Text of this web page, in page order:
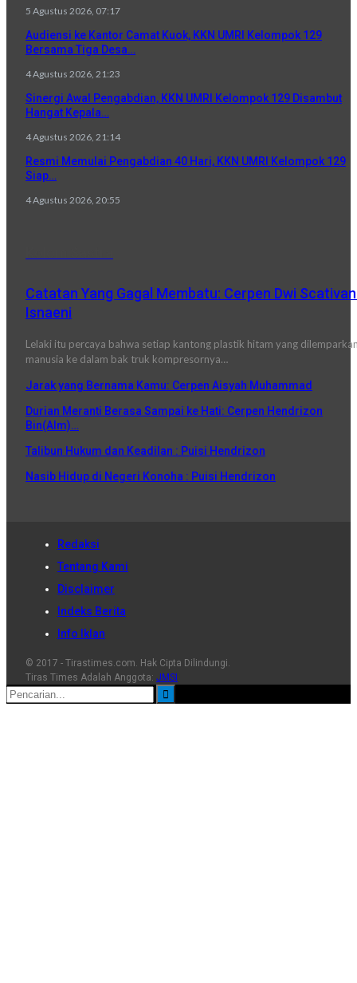
5 Agustus 2026, 07:17
Audiensi ke Kantor Camat Kuok, KKN UMRI Kelompok 129
Bersama Tiga Desa…
4 Agustus 2026, 21:23
Sinergi Awal Pengabdian, KKN UMRI Kelompok 129 Disambut
Hangat Kepala…
4 Agustus 2026, 21:14
Resmi Memulai Pengabdian 40 Hari, KKN UMRI Kelompok 129
Siap…
4 Agustus 2026, 20:55
Catatan Yang Gagal Membatu: Cerpen Dwi
Isnaeni
Lelaki itu percaya bahwa setiap kantong plastik hitam yang
manusia ke dalam bak truk kompresornya…
Jarak yang Bernama Kamu: Cerpen Aisyah Muhammad
Durian Meranti Berasa Sampai ke Hati: Cerpen Hendrizon
Bin(Alm)…
Talibun Hukum dan Keadilan : Puisi Hendrizon
Nasib Hidup di Negeri Konoha : Puisi Hendrizon
Redaksi
Tentang Kami
Disclaimer
Indeks Berita
Info Iklan
© 2017 - Tirastimes.com. Hak Cipta Dilindungi.
Tiras Times Adalah Anggota: JMSI